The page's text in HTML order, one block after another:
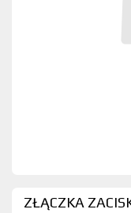
ZŁĄCZKA